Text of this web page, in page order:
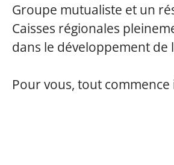
Groupe mutualiste et un
Caisses régionales
dans le développement
Pour vous, tout commence